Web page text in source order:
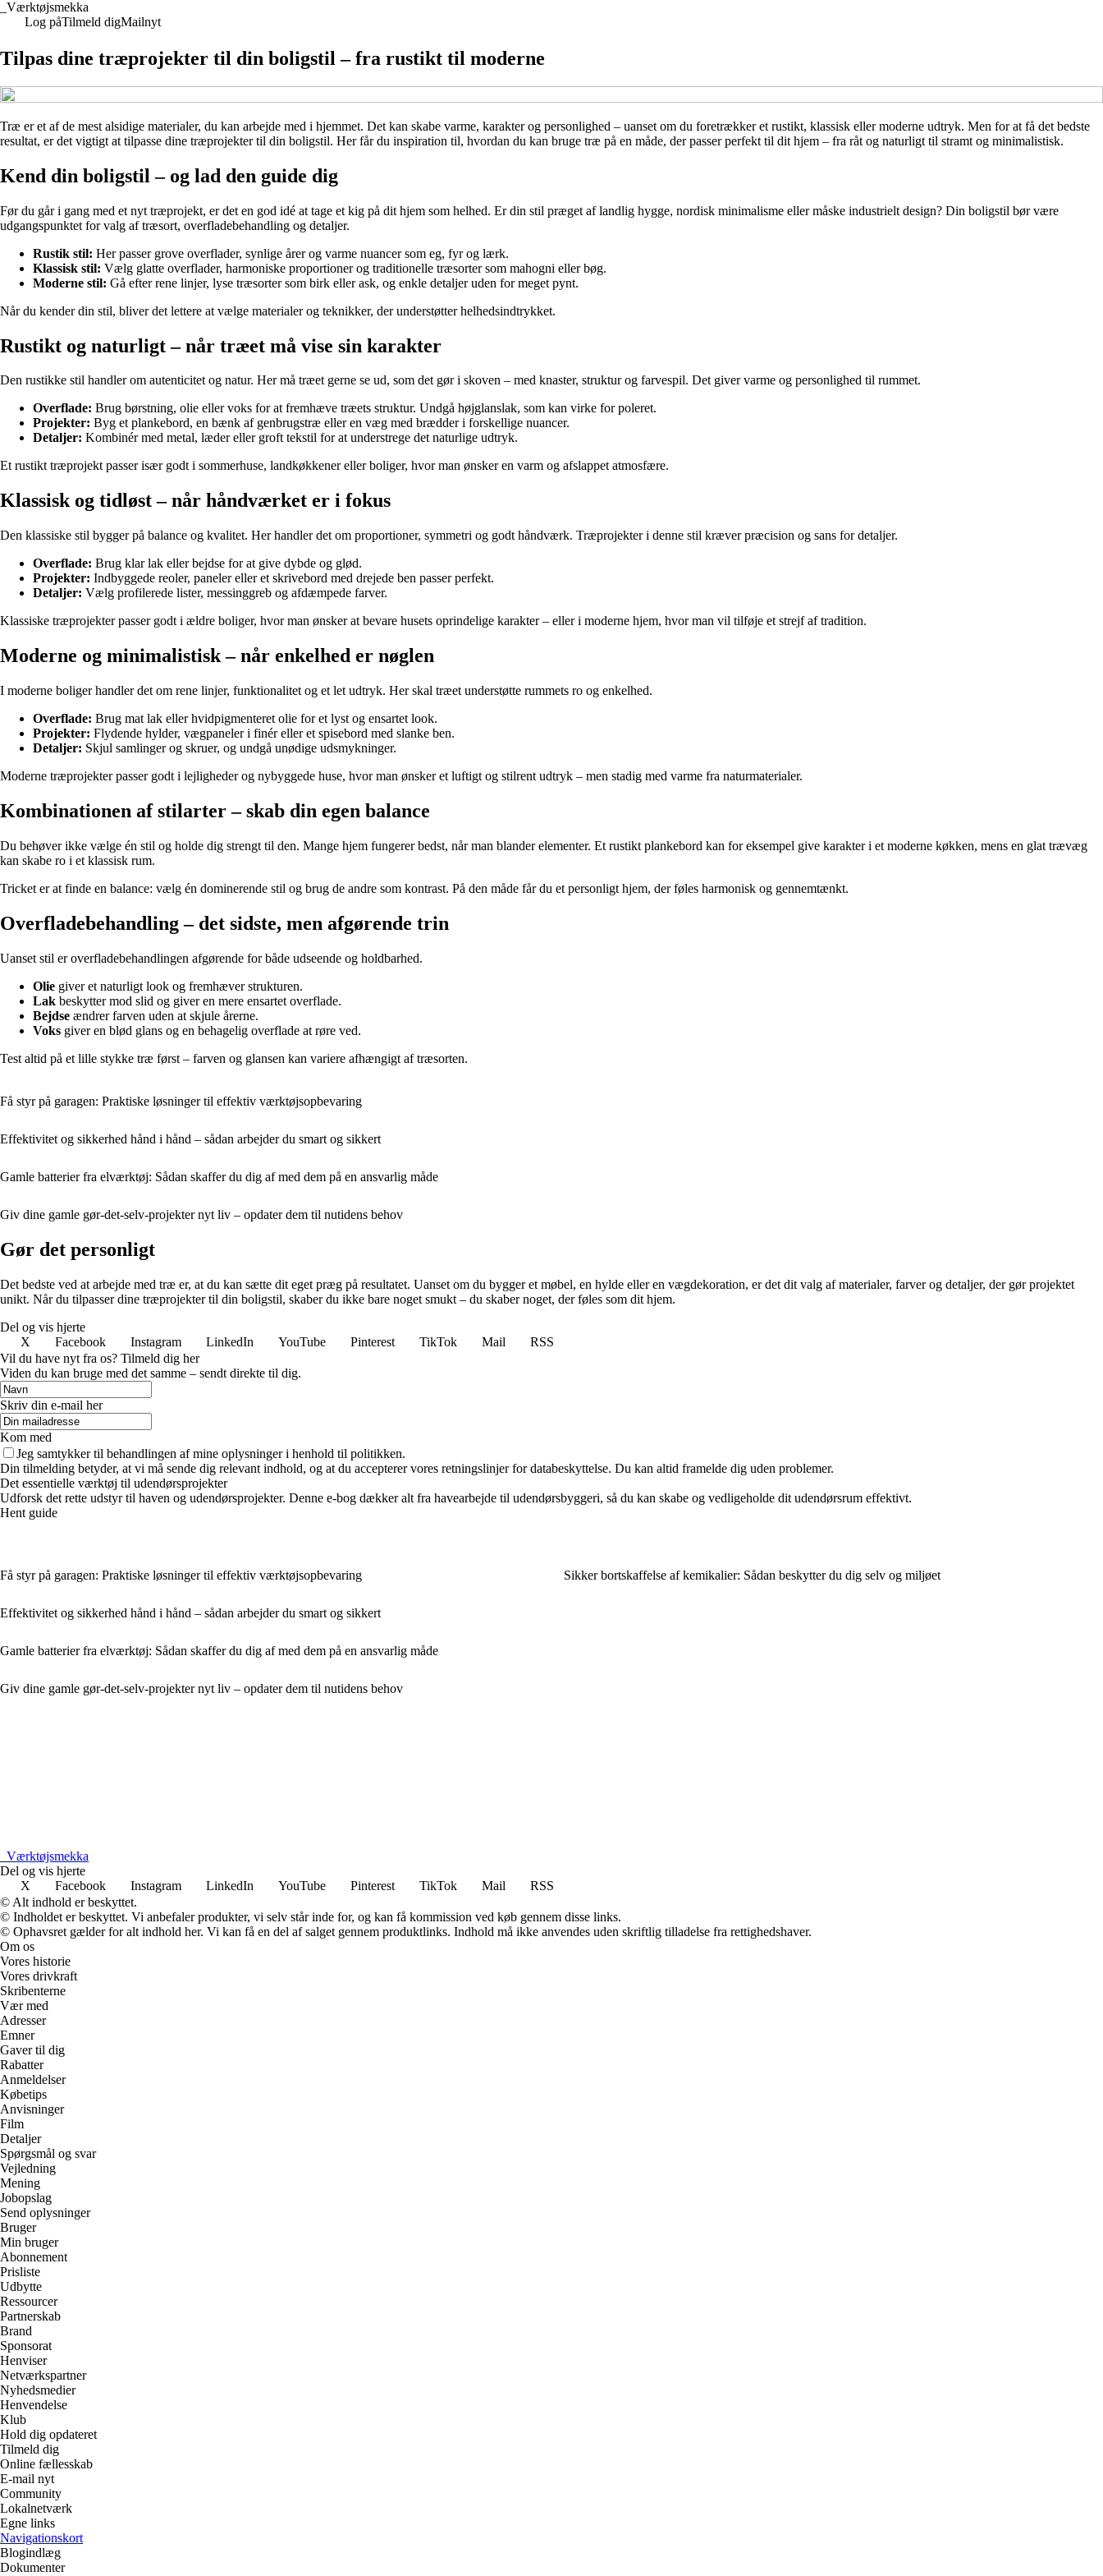
Værktøjsmekka
Log påTilmeld digMailnyt
Tilpas dine træprojekter til din boligstil – fra rustikt til moderne
Træ er et af de mest alsidige materialer, du kan arbejde med i hjemmet. Det kan skabe varme, karakter og personlighed – uanset om du foretrækker et rustikt, klassisk eller moderne udtryk. Men for at få det bedste
resultat, er det vigtigt at tilpasse dine træprojekter til din boligstil. Her får du inspiration til, hvordan du kan bruge træ på en måde, der passer perfekt til dit hjem – fra råt og naturligt til stramt og minimalistisk.
Kend din boligstil – og lad den guide dig
Før du går i gang med et nyt træprojekt, er det en god idé at tage et kig på dit hjem som helhed. Er din stil præget af landlig hygge, nordisk minimalisme eller måske industrielt design? Din boligstil bør være
udgangspunktet for valg af træsort, overfladebehandling og detaljer.
Rustik stil: Her passer grove overflader, synlige årer og varme nuancer som eg, fyr og lærk.
Klassisk stil: Vælg glatte overflader, harmoniske proportioner og traditionelle træsorter som mahogni eller bøg.
Moderne stil: Gå efter rene linjer, lyse træsorter som birk eller ask, og enkle detaljer uden for meget pynt.
Når du kender din stil, bliver det lettere at vælge materialer og teknikker, der understøtter helhedsindtrykket.
Rustikt og naturligt – når træet må vise sin karakter
Den rustikke stil handler om autenticitet og natur. Her må træet gerne se ud, som det gør i skoven – med knaster, struktur og farvespil. Det giver varme og personlighed til rummet.
Overflade: Brug børstning, olie eller voks for at fremhæve træets struktur. Undgå højglanslak, som kan virke for poleret.
Projekter: Byg et plankebord, en bænk af genbrugstræ eller en væg med brædder i forskellige nuancer.
Detaljer: Kombinér med metal, læder eller groft tekstil for at understrege det naturlige udtryk.
Et rustikt træprojekt passer især godt i sommerhuse, landkøkkener eller boliger, hvor man ønsker en varm og afslappet atmosfære.
Klassisk og tidløst – når håndværket er i fokus
Den klassiske stil bygger på balance og kvalitet. Her handler det om proportioner, symmetri og godt håndværk. Træprojekter i denne stil kræver præcision og sans for detaljer.
Overflade: Brug klar lak eller bejdse for at give dybde og glød.
Projekter: Indbyggede reoler, paneler eller et skrivebord med drejede ben passer perfekt.
Detaljer: Vælg profilerede lister, messinggreb og afdæmpede farver.
Klassiske træprojekter passer godt i ældre boliger, hvor man ønsker at bevare husets oprindelige karakter – eller i moderne hjem, hvor man vil tilføje et strejf af tradition.
Moderne og minimalistisk – når enkelhed er nøglen
I moderne boliger handler det om rene linjer, funktionalitet og et let udtryk. Her skal træet understøtte rummets ro og enkelhed.
Overflade: Brug mat lak eller hvidpigmenteret olie for et lyst og ensartet look.
Projekter: Flydende hylder, vægpaneler i finér eller et spisebord med slanke ben.
Detaljer: Skjul samlinger og skruer, og undgå unødige udsmykninger.
Moderne træprojekter passer godt i lejligheder og nybyggede huse, hvor man ønsker et luftigt og stilrent udtryk – men stadig med varme fra naturmaterialer.
Kombinationen af stilarter – skab din egen balance
Du behøver ikke vælge én stil og holde dig strengt til den. Mange hjem fungerer bedst, når man blander elementer. Et rustikt plankebord kan for eksempel give karakter i et moderne køkken, mens en glat trævæg
kan skabe ro i et klassisk rum.
Tricket er at finde en balance: vælg én dominerende stil og brug de andre som kontrast. På den måde får du et personligt hjem, der føles harmonisk og gennemtænkt.
Overfladebehandling – det sidste, men afgørende trin
Uanset stil er overfladebehandlingen afgørende for både udseende og holdbarhed.
Olie giver et naturligt look og fremhæver strukturen.
Lak beskytter mod slid og giver en mere ensartet overflade.
Bejdse ændrer farven uden at skjule årerne.
Voks giver en blød glans og en behagelig overflade at røre ved.
Test altid på et lille stykke træ først – farven og glansen kan variere afhængigt af træsorten.
Få styr på garagen: Praktiske løsninger til effektiv værktøjsopbevaring
Effektivitet og sikkerhed hånd i hånd – sådan arbejder du smart og sikkert
Gamle batterier fra elværktøj: Sådan skaffer du dig af med dem på en ansvarlig måde
Giv dine gamle gør-det-selv-projekter nyt liv – opdater dem til nutidens behov
Gør det personligt
Det bedste ved at arbejde med træ er, at du kan sætte dit eget præg på resultatet. Uanset om du bygger et møbel, en hylde eller en vægdekoration, er det dit valg af materialer, farver og detaljer, der gør projektet
unikt. Når du tilpasser dine træprojekter til din boligstil, skaber du ikke bare noget smukt – du skaber noget, der føles som dit hjem.
Del og vis hjerte
X
Facebook Instagram LinkedIn YouTube Pinterest TikTok Mail
RSS
Vil du have nyt fra os? Tilmeld dig her
Viden du kan bruge med det samme – sendt direkte til dig.
Skriv din e-mail her
Kom med
Jeg samtykker til behandlingen af mine oplysninger i henhold til politikken.
Din tilmelding betyder, at vi må sende dig relevant indhold, og at du accepterer vores retningslinjer for databeskyttelse. Du kan altid framelde dig uden problemer.
Det essentielle værktøj til udendørsprojekter
Udforsk det rette udstyr til haven og udendørsprojekter. Denne e-bog dækker alt fra havearbejde til udendørsbyggeri, så du kan skabe og vedligeholde dit udendørsrum effektivt.
Hent guide
Få styr på garagen: Praktiske løsninger til effektiv værktøjsopbevaring
Effektivitet og sikkerhed hånd i hånd – sådan arbejder du smart og sikkert
Gamle batterier fra elværktøj: Sådan skaffer du dig af med dem på en ansvarlig måde
Giv dine gamle gør-det-selv-projekter nyt liv – opdater dem til nutidens behov
Sikker bortskaffelse af kemikalier: Sådan beskytter du dig selv og miljøet
Værktøjsmekka
Del og vis hjerte
X
Facebook Instagram LinkedIn YouTube Pinterest TikTok Mail
RSS
© Alt indhold er beskyttet.
© Indholdet er beskyttet. Vi anbefaler produkter, vi selv står inde for, og kan få kommission ved køb gennem disse links.
© Ophavsret gælder for alt indhold her. Vi kan få en del af salget gennem produktlinks. Indhold må ikke anvendes uden skriftlig tilladelse fra rettighedshaver.
Om os
Vores historie
Vores drivkraft
Skribenterne
Vær med
Adresser
Emner
Gaver til dig
Rabatter
Anmeldelser
Købetips
Anvisninger
Film
Detaljer
Spørgsmål og svar
Vejledning
Mening
Jobopslag
Send oplysninger
Bruger
Min bruger
Abonnement
Prisliste
Udbytte
Ressourcer
Partnerskab
Brand
Sponsorat
Henviser
Netværkspartner
Nyhedsmedier
Henvendelse
Klub
Hold dig opdateret
Tilmeld dig
Online fællesskab
E-mail nyt
Community
Lokalnetværk
Egne links
Navigationskort
Blogindlæg
Dokumenter